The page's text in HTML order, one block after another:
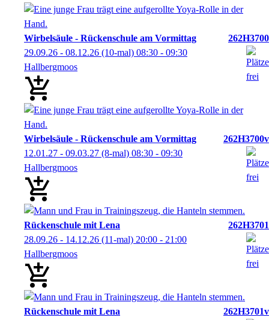
Wirbelsäule - Rückenschule am Vormittag
262H3700
29.09.26 - 08.12.26 (10-mal) 08:30 - 09:30
Hallbergmoos
Wirbelsäule - Rückenschule am Vormittag
262H3700v
12.01.27 - 09.03.27 (8-mal) 08:30 - 09:30
Hallbergmoos
Rückenschule mit Lena
262H3701
28.09.26 - 14.12.26 (11-mal) 20:00 - 21:00
Hallbergmoos
Rückenschule mit Lena
262H3701v